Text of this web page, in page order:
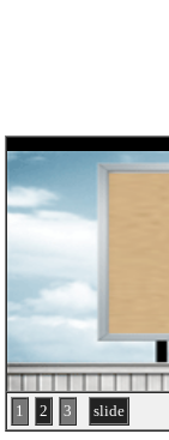
1 2 3 slide